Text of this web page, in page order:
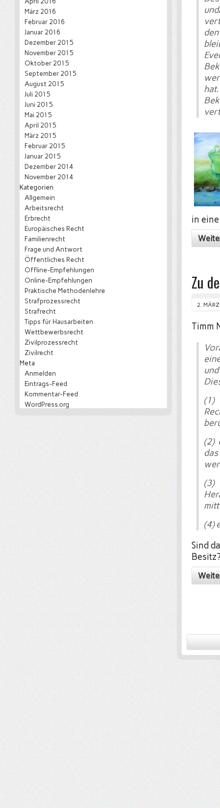
in
Zu
2.
Timm
(1)
(2)
(4)
Sind
März 2016
Februar 2016
Januar 2016
Dezember 2015
November 2015
Oktober 2015
September 2015
August 2015
Juli 2015
Juni 2015
Mai 2015
April 2015
März 2015
Februar 2015
Januar 2015
Dezember 2014
November 2014
Kategorien
Allgemein
Arbeitsrecht
Erbrecht
Europäisches Recht
Familienrecht
Frage und Antwort
Öffentliches Recht
Offline-Empfehlungen
Online-Empfehlungen
Praktische Methodenlehre
Strafprozessrecht
Strafrecht
Tipps für Hausarbeiten
Wettbewerbsrecht
Zivilprozessrecht
Zivilrecht
Meta
Anmelden
Eintrags-Feed
Kommentar-Feed
WordPress.org